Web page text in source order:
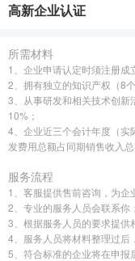
高新企业认证
所需材料
1、企业申请认定时须注册成
2、拥有独立的知识产权（8
3、从事研发和相关技术创新
10%；
4、企业近三个会计年度（实
发费用总额占同期销售收入总
服务流程
1、客服提供售前咨询，为企
2、专业的服务人员会联系你；
3、根据服务人员的要求提供
4、服务人员将材料整理过后
5、符合标准的企业将在申